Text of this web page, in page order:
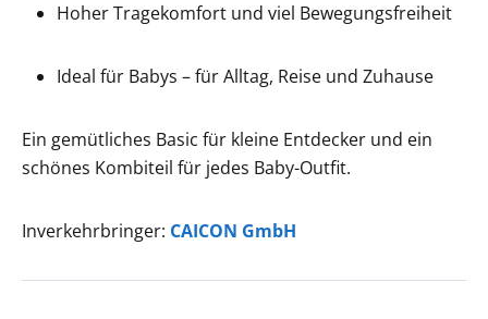
Hoher Tragekomfort und viel Bewegungsfreiheit
Ideal für Babys – für Alltag, Reise und Zuhause
Ein gemütliches Basic für kleine Entdecker und ein
schönes Kombiteil für jedes Baby-Outfit.
Inverkehrbringer: CAICON GmbH